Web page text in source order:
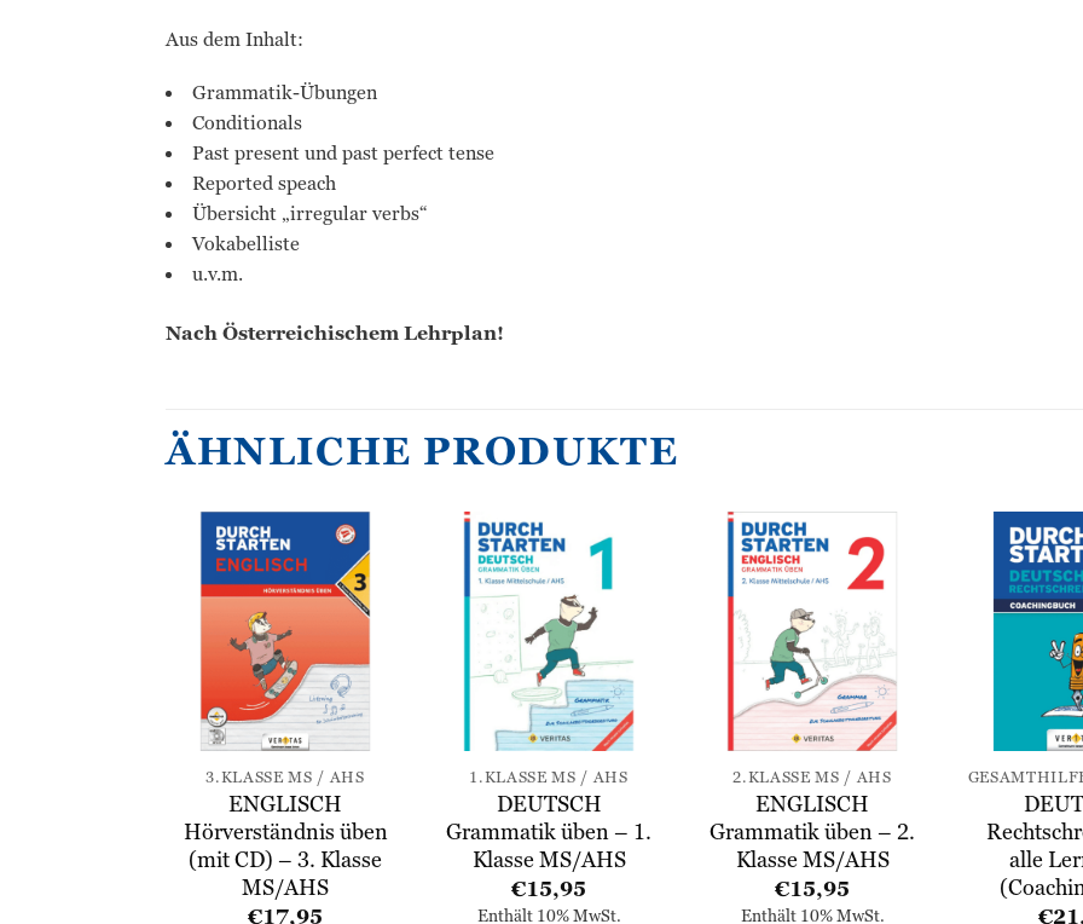
Aus dem Inhalt:
Grammatik-Übungen
Conditionals
Past present und past perfect tense
Reported speach
Übersicht „irregular verbs“
Vokabelliste
u.v.m.
Nach Österreichischem Lehrplan!
ÄHNLICHE PRODUKTE
Zur
Wunschliste
3.KLASSE MS / AHS
ENGLISCH
Hörverständnis üben
(mit CD) – 3. Klasse
MS/AHS
€17,95
Zur
Wunschliste
hinzufügen
1.KLASSE MS / AHS
DEUTSCH
Grammatik üben – 1.
Klasse MS/AHS
€15,95
Enthält 10% MwSt.
Zur
Wunschliste
hinzufügen
2.KLASSE MS / AHS
ENGLISCH
Grammatik üben – 2.
Klasse MS/AHS
€15,95
Enthält 10% MwSt.
alle
€